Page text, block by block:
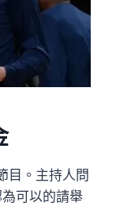
目。主持人問
可以的請舉